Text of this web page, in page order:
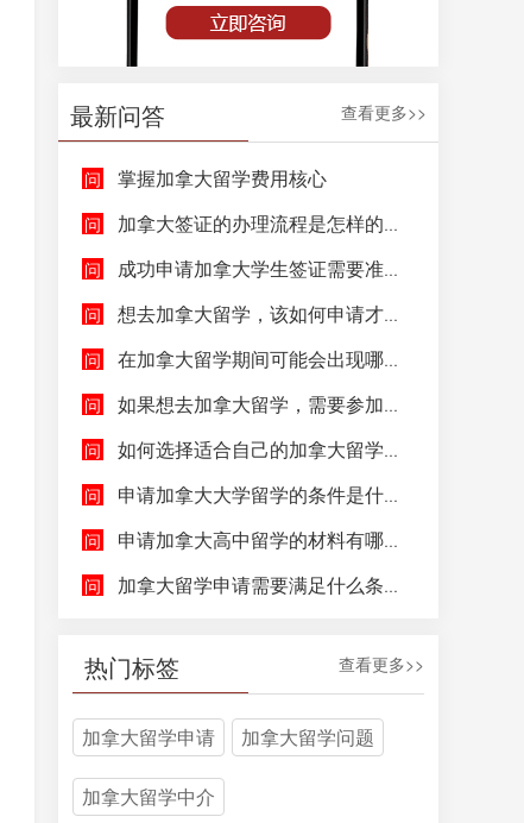
最新问答 查看更多>>
掌握加拿大留学费用核心
加拿大签证的办理流程是怎样的呢？
成功申请加拿大学生签证需要准备哪些文件呢？
想去加拿大留学，该如何申请才能成功拿到加拿大学生签证呢？
在加拿大留学期间可能会出现哪些紧急情况，具体该如何去处理这些紧急情况呢？
如果想去加拿大留学，需要参加哪些语言考试，达到什么水平才能申请呢？
如何选择适合自己的加拿大留学院校和专业呢？
申请加拿大大学留学的条件是什么，如何申请加拿大大学留学，留学的费用及签证申请流程是什么？
申请加拿大高中留学的材料有哪些，具体都包含哪些方面呢？
加拿大留学申请需要满足什么条件呢？
热门标签 查看更多>>
加拿大留学申请 加拿大留学问题
加拿大留学中介